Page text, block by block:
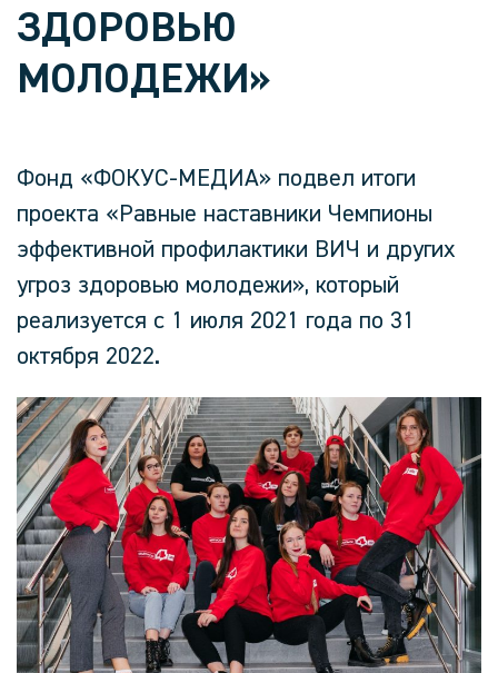
ЗДОРОВЬЮ
МОЛОДЕЖИ»
Фонд «ФОКУС-МЕДИА» подвел итоги
проекта «Равные наставники Чемпионы
эффективной профилактики ВИЧ и других
угроз здоровью молодежи», который
реализуется с 1 июля 2021 года по 31
октября 2022.